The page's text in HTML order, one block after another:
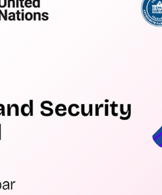
(IPA) i sekretar IPA Regionalnog kluba
Sarajevo, partnerske strukovne
organizacije Univerziteta u Sarajevu -
porodici Zgodić i kolegama iz
IPA-e.